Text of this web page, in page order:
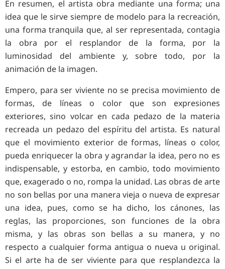
En resumen, el artista obra mediante una forma; una
idea que le sirve siempre de modelo para la recreación,
una forma tranquila que, al ser representada, contagia
la obra por el resplandor de la forma, por la
luminosidad del ambiente y, sobre todo, por la
animación de la imagen.
Empero, para ser viviente no se precisa movimiento de
formas, de líneas o color que son expresiones
exteriores, sino volcar en cada pedazo de la materia
recreada un pedazo del espíritu del artista. Es natural
que el movimiento exterior de formas, líneas o color,
pueda enriquecer la obra y agrandar la idea, pero no es
indispensable, y estorba, en cambio, todo movimiento
que, exagerado o no, rompa la unidad. Las obras de arte
no son bellas por una manera vieja o nueva de expresar
una idea, pues, como se ha dicho, los cánones, las
reglas, las proporciones, son funciones de la obra
misma, y las obras son bellas a su manera, y no
respecto a cualquier forma antigua o nueva u original.
Si el arte ha de ser viviente para que resplandezca la